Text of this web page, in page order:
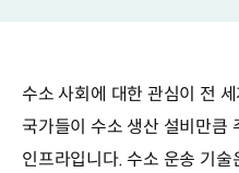
수소 사회에 대한 관심이 전
국가들이 수소 생산 설비만큼
인프라입니다. 수소 운송 기술